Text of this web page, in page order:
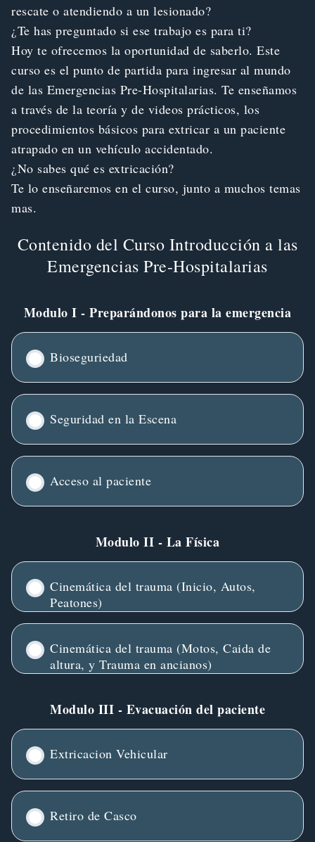
rescate o atendiendo a un lesionado?
¿Te has preguntado si ese trabajo es para ti?
Hoy te ofrecemos la oportunidad de saberlo. Este
curso es el punto de partida para ingresar al mundo
de las Emergencias Pre-Hospitalarias. Te enseñamos
a través de la teoría y de videos prácticos, los
procedimientos básicos para extricar a un paciente
atrapado en un vehículo accidentado.
¿No sabes qué es extricación?
Te lo enseñaremos en el curso, junto a muchos temas
mas.
Contenido del Curso Introducción a las
Emergencias Pre-Hospitalarias
Modulo I - Preparándonos para la emergencia
Bioseguriedad
Seguridad en la Escena
Acceso al paciente
Modulo II - La Física
Cinemática del trauma (Inicio, Autos,
Peatones)
Cinemática del trauma (Motos, Caida de
altura, y Trauma en ancianos)
Modulo III - Evacuación del paciente
Extricacion Vehicular
Retiro de Casco